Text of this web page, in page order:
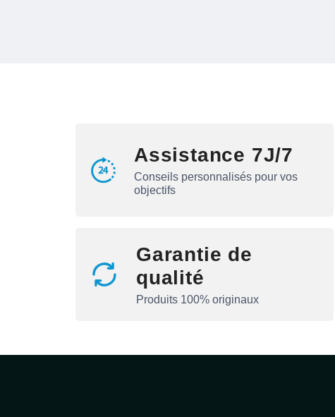
Assistance 7J/7
Conseils personnalisés pour vos
objectifs
Garantie de
qualité
Produits 100% originaux